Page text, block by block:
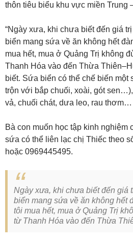
thôn tiêu biểu khu vực miền Trung
“Ngày xưa, khi chưa biết đến giá
biển mang sứa về ăn không hết
mua hết, mua ở Quảng Trị không
Thanh Hóa vào đến Thừa
biết. Sứa biển có thể chế biến
trộn với bắp chuối, xoài, gót
vả, chuối chát, dưa leo, rau thơm…
Bà con muốn học tập kinh nghiệm
sứa có thể liên lạc chị Thiếc theo
hoặc 0969445495.
Ngày xưa, khi chưa biết đến giá
biển mang sứa về ăn không hết
tôi mua hết, mua ở Quảng Trị
từ Thanh Hóa vào đến Thừa